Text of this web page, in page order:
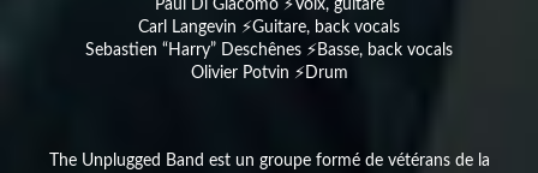
Paul Di Giacomo ⚡️Voix, guitare
Carl Langevin ⚡️Guitare, back vocals
Sebastien “Harry” Deschênes ⚡️Basse, back vocals
Olivier Potvin ⚡️Drum
The Unplugged Band est un groupe formé de vétérans de la